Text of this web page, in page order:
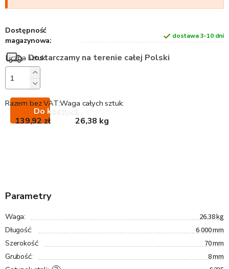
Dostępność
magazynowa:
dostawa 3-10 dni
Dostarczamy na terenie całej Polski
Do koszyka
Waga całych sztuk:
26,38 kg
Razem bez VAT:
139,92 zł
Parametry
Waga: 26.38 kg
Długość: 6 000 mm
Szerokość: 70 mm
Grubość: 8 mm